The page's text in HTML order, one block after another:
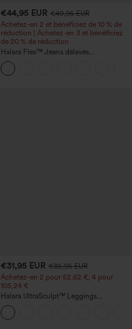
+13
€44,95 EUR €49,95 EUR
Achetez-en 2 et bénéficiez de 10 % de
réduction | Achetez-en 3 et bénéficiez
de 20 % de réduction
Halara Flex™ Jeans délavés
décontractés, coupe baggy à jambe
large, taille basse asymétrique, poches
zippées
€31,95 EUR €35,95 EUR
Achetez-en 2 pour 52,62 €, 4 pour
105,24 €
Halara UltraSculpt™ Leggings
d'entraînement sculptants taille haute,
effet ventre plat, avec poche